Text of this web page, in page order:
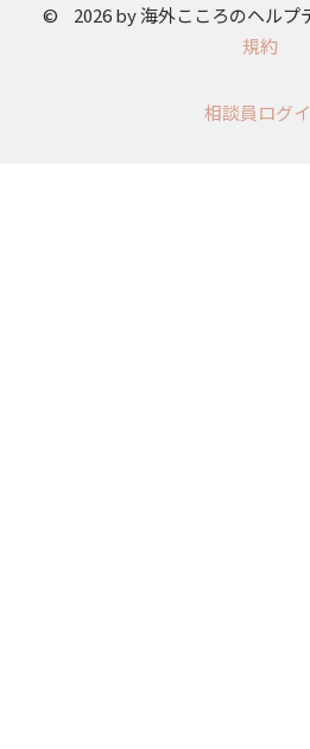
© 2026 by 海外こころのヘル
規約
相談員ログ